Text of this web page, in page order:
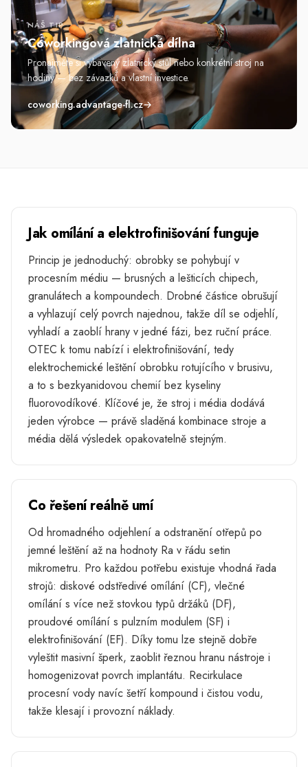
NÁŠ TIP
Coworkingová zlatnická dílna
Pronajměte si vybavený zlatnický stůl nebo konkrétní stroj na
hodiny — bez závazků a vlastní investice.
coworking.advantage-fl.cz→
Jak omílání a elektrofinišování funguje
Princip je jednoduchý: obrobky se pohybují v
procesním médiu — brusných a lešticích chipech,
granulátech a kompoundech. Drobné částice obrušují
a vyhlazují celý povrch najednou, takže díl se odjehlí,
vyhladí a zaoblí hrany v jedné fázi, bez ruční práce.
OTEC k tomu nabízí i elektrofinišování, tedy
elektrochemické leštění obrobku rotujícího v brusivu,
a to s bezkyanidovou chemií bez kyseliny
fluorovodíkové. Klíčové je, že stroj i média dodává
jeden výrobce — právě sladěná kombinace stroje a
média dělá výsledek opakovatelně stejným.
Co řešení reálně umí
Od hromadného odjehlení a odstranění otřepů po
jemné leštění až na hodnoty Ra v řádu setin
mikrometru. Pro každou potřebu existuje vhodná řada
strojů: diskové odstředivé omílání (CF), vlečné
omílání s více než stovkou typů držáků (DF),
proudové omílání s pulzním modulem (SF) i
elektrofinišování (EF). Díky tomu lze stejně dobře
vyleštit masivní šperk, zaoblit řeznou hranu nástroje i
homogenizovat povrch implantátu. Recirkulace
procesní vody navíc šetří kompound i čistou vodu,
takže klesají i provozní náklady.